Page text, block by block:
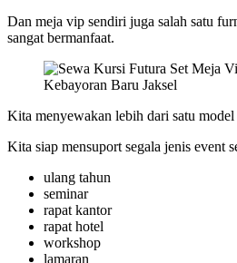
Dan meja vip sendiri juga salah satu
sangat bermanfaat.
Kita menyewakan lebih dari satu
Kita siap mensuport segala jenis event
ulang tahun
seminar
rapat kantor
rapat hotel
workshop
lamaran